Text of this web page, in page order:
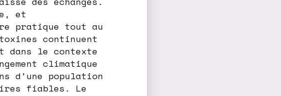
et
pratique tout au
continuent
dans le contexte
climatique
d’une population
fiables. Le